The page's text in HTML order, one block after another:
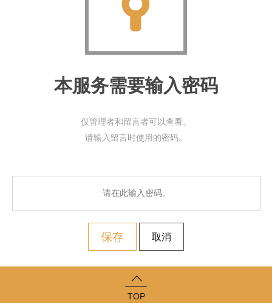
本服务需要输入密码
仅管理者和留言者可以查看。
请输入留言时使用的密码。
保存 取消
TOP